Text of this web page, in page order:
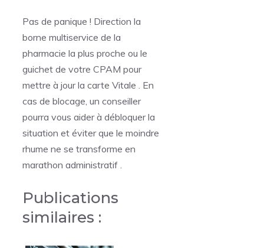
Pas de panique ! Direction la
borne multiservice de la
pharmacie la plus proche ou le
guichet de votre CPAM pour
mettre à jour la carte Vitale . En
cas de blocage, un conseiller
pourra vous aider à débloquer la
situation et éviter que le moindre
rhume ne se transforme en
marathon administratif .
Publications
similaires :